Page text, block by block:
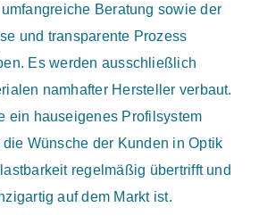
Beratung sowie der
und transparente Prozess
Es werden ausschließlich
namhafter Hersteller verbaut.
ein hauseigenes Profilsystem
Wünsche der Kunden in Optik
regelmäßig übertrifft und
auf dem Markt ist.